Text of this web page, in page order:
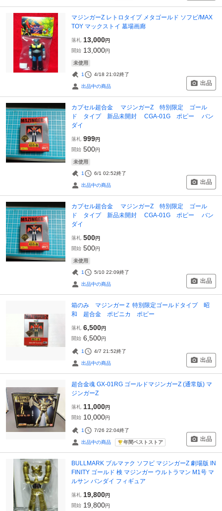
マジンガーZ レトロタイプ メタゴールド ソフビ/MAX
TOY マックストイ 墓場画廊
落札 13,000円
開始 13,000円
未使用
1 4/18 21:02終了
出品中の商品 出品
カプセル超合金 マジンガーZ 特別限定 ゴール
ド タイプ 新品未開封 CGA-01G ポピー バン
ダイ
落札 999円
開始 500円
未使用
1 6/1 02:52終了
出品中の商品 出品
カプセル超合金 マジンガーZ 特別限定 ゴール
ド タイプ 新品未開封 CGA-01G ポピー バン
ダイ
落札 500円
開始 500円
未使用
1 5/10 22:09終了
出品中の商品 出品
箱のみ マジンガーＺ 特別限定ゴールドタイプ 昭
和 超合金 ポピニカ ポピー
落札 6,500円
開始 6,500円
1 4/7 21:52終了
出品中の商品 出品
超合金魂 GX-01RG ゴールドマジンガーZ (通常版) マ
ジンガーZ
落札 11,000円
開始 10,000円
1 7/26 22:04終了
出品中の商品 年間ベストストア 出品
BULLMARK ブルマァク ソフビ マジンガーZ 劇場版 IN
FINITY ゴールド 検 マジンガー ウルトラマン M1号 マ
ルサン バンダイ フィギュア
落札 19,800円
開始 19,800円